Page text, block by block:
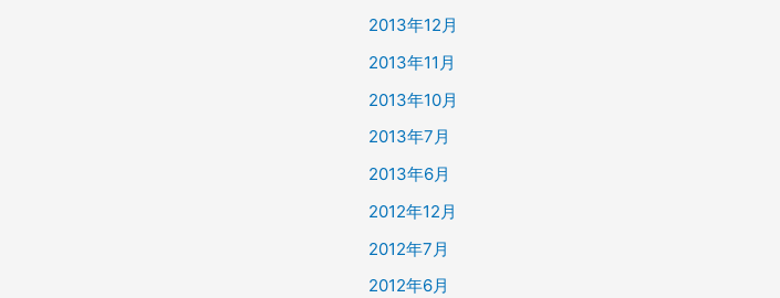
2013年12月
2013年11月
2013年10月
2013年7月
2013年6月
2012年12月
2012年7月
2012年6月